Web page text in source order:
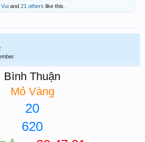
and 21 others like this.
Bình Thuận
Mỏ Vàng
20
620